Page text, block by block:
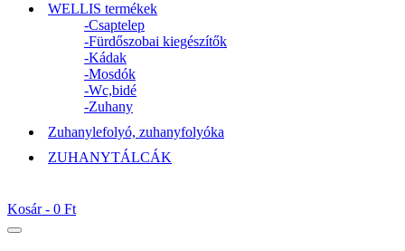
WELLIS termékek
-Csaptelep
-Fürdőszobai kiegészítők
-Kádak
-Mosdók
-Wc,bidé
-Zuhany
Zuhanylefolyó, zuhanyfolyóka
ZUHANYTÁLCÁK
Kosár - 0 Ft